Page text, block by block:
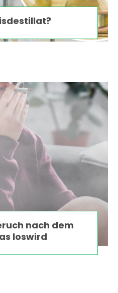
nach dem
loswird